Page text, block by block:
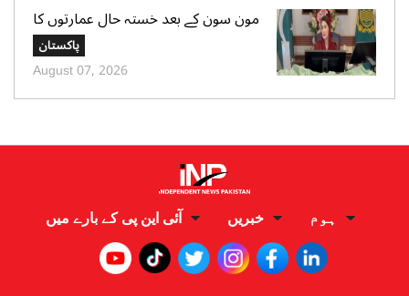
مون سون کے بعد خستہ حال عمارتوں کا
سروے کرایا جائے، وزیراعلی پنجاب کی
ہدایت
پاکستان
August 07, 2026
ہوم خبریں آئی این پی کے بارے میں